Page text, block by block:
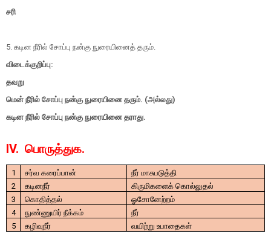
சரி
5. கடின நீரில் சோப்பு நன்கு நுரையினைத் தரும்.
விடைக்குறிப்பு:
தவறு
மென் நீரில் சோப்பு நன்கு நுரையினை தரும். (அல்லது)
கடின நீரில் சோப்பு நன்கு நுரையினை தராது.
IV. பொருத்துக.
1 சர்வ கரைப்பான்
நீர் மாசுபடுத்தி
2
கடினநீர்
கிருமிகளைக் கொல்லுதல்
3
கொதித்தல்
ஓசோனேற்றம்
4
நுண்ணுயிர் நீக்கம்
நீர்
5
கழிவுநீர் வயிற்று உபாதைகள்